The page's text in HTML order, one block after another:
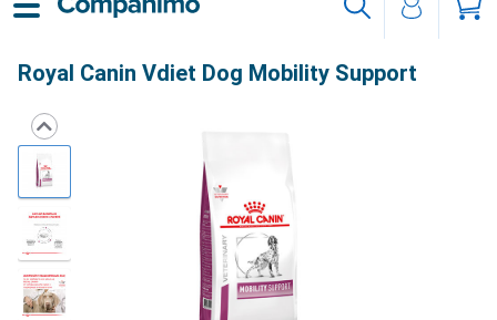
Royal Canin Vdiet Dog Mobility Support